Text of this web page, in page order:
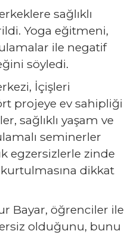
sağlıklı
Yoga eğitmeni,
ile negatif
söyledi.
İçişleri
projeye ev sahipliği
sağlıklı yaşam ve
seminerler
egzersizlerle zinde
dikkat
Bayar, öğrenciler ile
olduğunu, bunu